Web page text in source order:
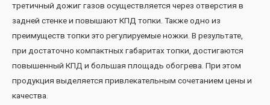
третичный дожиг газов осуществляется через отверстия в
задней стенке и повышают КПД топки. Также одно из
преимуществ топки это регулируемые ножки. В результате,
при достаточно компактных габаритах топки, достигаются
повышенный КПД и большая площадь обогрева. При этом
продукция выделяется привлекательным сочетанием цены и
качества. ​